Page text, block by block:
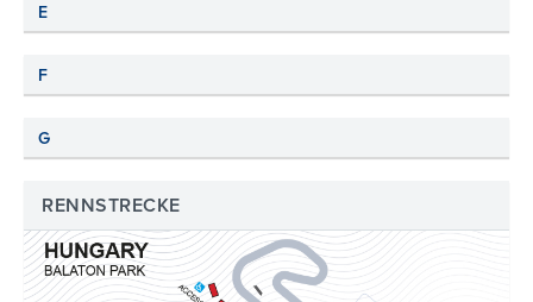
E
F
G
RENNSTRECKE